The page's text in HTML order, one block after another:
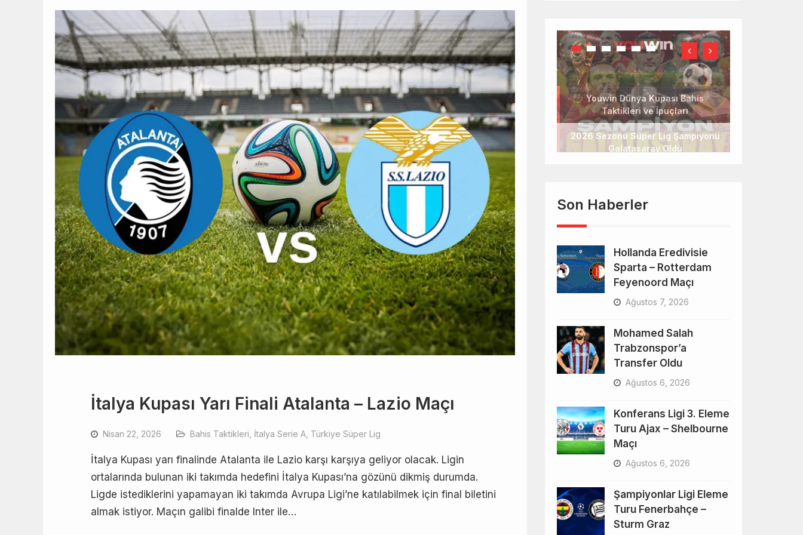
İtalya Kupası Yarı Finali Atalanta – Lazio Maçı
Nisan 22, 2026 Bahis Taktikleri İtalya Serie A Türkiye Süper Lig
İtalya Kupası yarı finalinde Atalanta ile Lazio karşı karşıya geliyor olacak. Ligin
ortalarında bulunan iki takımda hedefini İtalya Kupası’na gözünü dikmiş durumda.
Ligde istediklerini yapamayan iki takımda Avrupa Ligi’ne katılabilmek için final biletini
almak istiyor. Maçın galibi finalde Inter ile…
2026 Sezonu Süper Lig Şampiyonu
Galatasaray Oldu
Son Haberler
Hollanda Eredivisie
Sparta – Rotterdam
Feyenoord Maçı
Ağustos 7, 2026
Mohamed Salah
Trabzonspor’a
Ağustos 6, 2026
Konferans Ligi 3. Eleme
Turu Ajax – Shelbourne
Maçı
Ağustos 6, 2026
Şampiyonlar Ligi Eleme
Turu Fenerbahçe –